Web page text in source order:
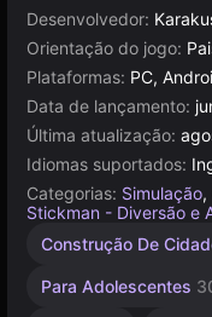
Desenvolvedor:
Orientação do jogo:
Plataformas: PC,
Data de lançamento:
Última atualização:
Idiomas suportados:
Categorias: Simulação,
Stickman - Diversão e
Construção De
Para Adolescentes
Trânsito
Sandbox
Construção
Aviação
Russos
Navegador
Unity
3177